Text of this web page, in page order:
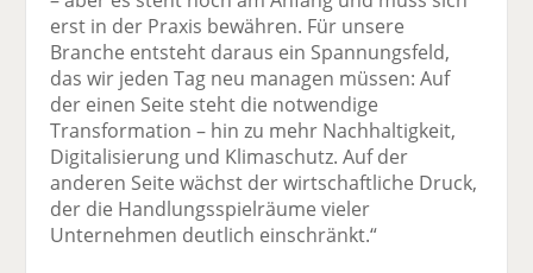
erst in der Praxis bewähren. Für unsere
Branche entsteht daraus ein Spannungsfeld,
das wir jeden Tag neu managen müssen: Auf
der einen Seite steht die notwendige
Transformation – hin zu mehr Nachhaltigkeit,
Digitalisierung und Klimaschutz. Auf der
anderen Seite wächst der wirtschaftliche Druck,
der die Handlungsspielräume vieler
Unternehmen deutlich einschränkt.“